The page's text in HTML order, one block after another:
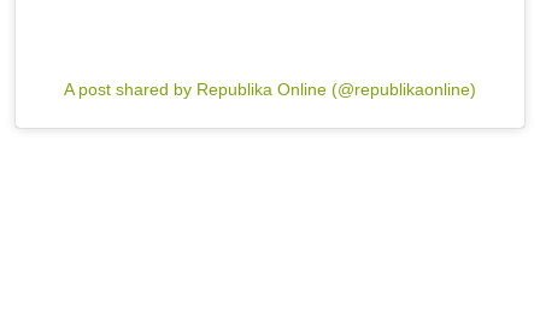
A post shared by Republika Online (@republikaonline)